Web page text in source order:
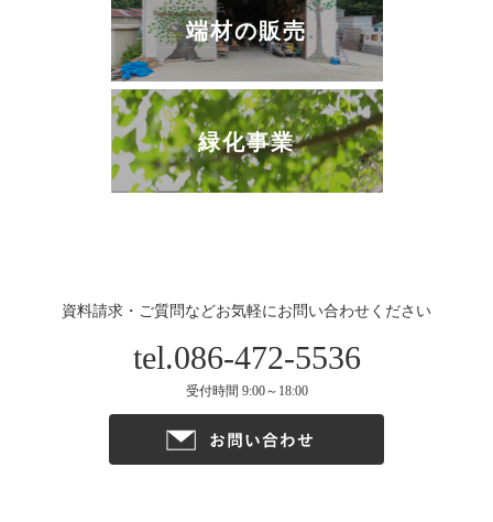
端材の販売
緑化事業
資料請求・ご質問などお気軽にお問い合わせください
tel.086-472-5536
受付時間 9:00～18:00